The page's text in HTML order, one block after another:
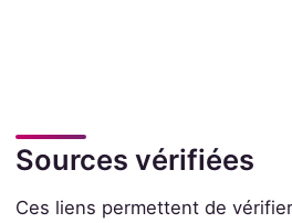
Sources vérifiées
Ces liens permettent de